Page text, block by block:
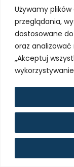
Używamy
przeglądania,
dostosowane
oraz analizować
„Akceptuj
Dostęp do UPA:
prawo zażądać
stanowią
6.3 Transmisja
(Transfers)
6.3.1 Google
Google Ireland
Google (w tym
Irlandii, ale